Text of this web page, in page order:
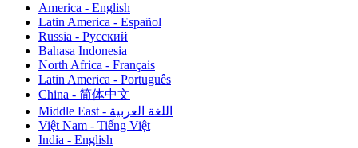
America - English
Latin America - Español
Russia - Pусский
Bahasa Indonesia
North Africa - Français
Latin America - Português
China - 简体中文
Middle East - اللغة العربية
Việt Nam - Tiếng Việt
India - English